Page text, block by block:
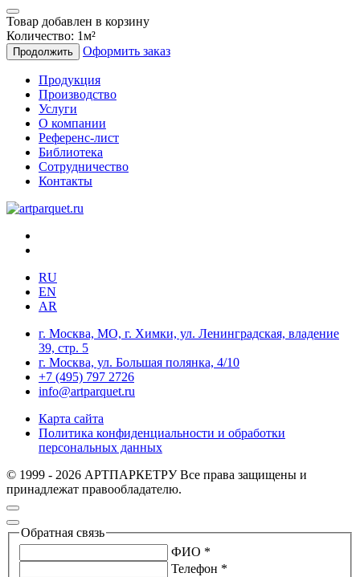
Товар добавлен в корзину
Количество: 1м²
Продолжить Оформить заказ
Продукция
Производство
Услуги
О компании
Референс-лист
Библиотека
Сотрудничество
Контакты
RU
EN
AR
г. Москва, МО, г. Химки, ул. Ленинградская, владение
39, стр. 5
г. Москва, ул. Большая полянка, 4/10
+7 (495) 797 2726
info@artparquet.ru
Карта сайта
Политика конфиденциальности и обработки
персональных данных
© 1999 - 2026 АРТПАРКЕТРУ Все права защищены и
принадлежат правообладателю.
Обратная связь
ФИО *
Телефон *